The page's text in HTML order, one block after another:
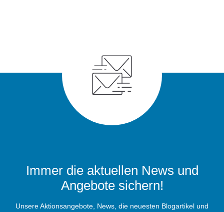
Immer die aktuellen News und
Angebote sichern!
Unsere Aktionsangebote, News, die neuesten Blogartikel und